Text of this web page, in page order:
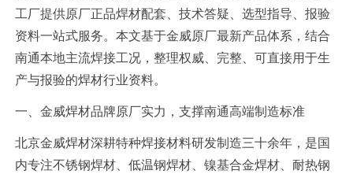
工厂提供原厂正品焊材配套、技术答疑、选型指导、报验
资料一站式服务。本文基于金威原厂最新产品体系，结合
南通本地主流焊接工况，整理权威、完整、可直接用于生
产与报验的焊材行业资料。
一、金威焊材品牌原厂实力，支撑南通高端制造标准
北京金威焊材深耕特种焊接材料研发制造三十余年，是国
内专注不锈钢焊材、低温钢焊材、镍基合金焊材、耐热钢